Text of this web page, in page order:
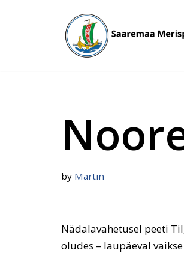
by Martin
Nädalavahetusel peeti
oludes – laupäeval